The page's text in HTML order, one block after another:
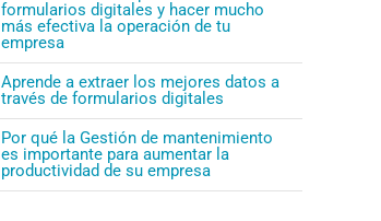
formularios digitales y hacer mucho
más efectiva la operación de tu
empresa
Aprende a extraer los mejores datos a
través de formularios digitales
Por qué la Gestión de mantenimiento
es importante para aumentar la
productividad de su empresa